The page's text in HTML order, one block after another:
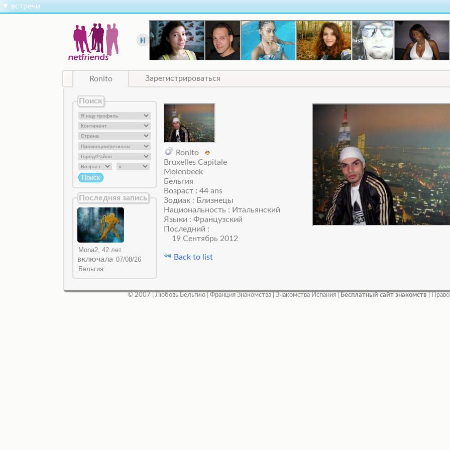
▼ встречи
Ronito Зарегистрироваться
Поиск
Последняя запись
включала
Ronito
Bruxelles Capitale
Molenbeek
Бельгия
Возраст : 44 ans
Зодиак : Близнецы
Национальность : Итальянский
Языки : Французский
Последний :
19 Сентябрь 2012
Back to list
© 2007 | Любовь Бельгию Франция Знакомства Знакомства Испания Бесплатный сайт знакомств